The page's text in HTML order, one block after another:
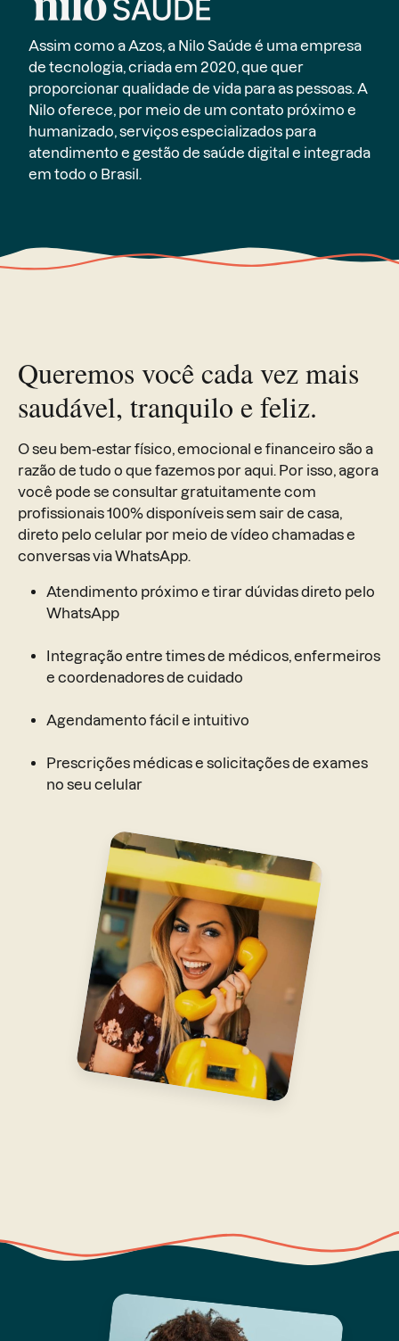
Assim como a Azos, a Nilo Saúde é uma empresa
de tecnologia, criada em 2020, que quer
proporcionar qualidade de vida para as pessoas. A
Nilo oferece, por meio de um contato próximo e
humanizado, serviços especializados para
atendimento e gestão de saúde digital e integrada
em todo o Brasil.
Queremos você cada vez mais
saudável, tranquilo e feliz.
O seu bem-estar físico, emocional e financeiro são a
razão de tudo o que fazemos por aqui. Por isso, agora
você pode se consultar gratuitamente com
profissionais 100% disponíveis sem sair de casa,
direto pelo celular por meio de vídeo chamadas e
conversas via WhatsApp.
Atendimento próximo e tirar dúvidas direto pelo
WhatsApp
Integração entre times de médicos, enfermeiros
e coordenadores de cuidado
Agendamento fácil e intuitivo
Prescrições médicas e solicitações de exames
no seu celular